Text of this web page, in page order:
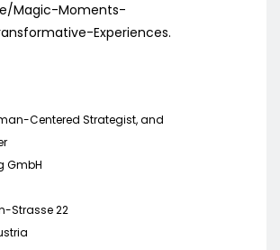
Magic-Moments-
Experiences.
Centered Strategist, and
GmbH
Strasse 22